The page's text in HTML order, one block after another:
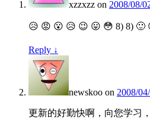
xzzxzz on 2008/08/
😥 😡 😮 😥 😉 😛 😳 8) 8) 🙂
Reply ↓
newskoo on 2008/
更新的好勤快啊，向您学习